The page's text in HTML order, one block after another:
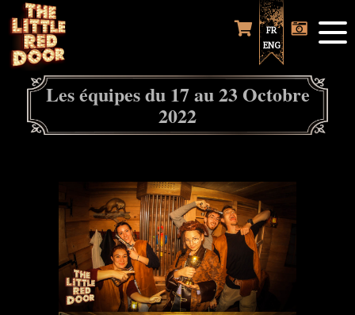
FR
ENG
Les équipes du 17 au 23 Octobre
2022